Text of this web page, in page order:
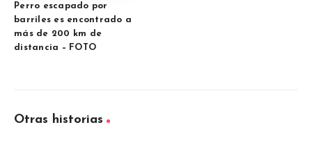
Perro escapado por
barriles es encontrado a
más de 200 km de
distancia – FOTO
Otras historias